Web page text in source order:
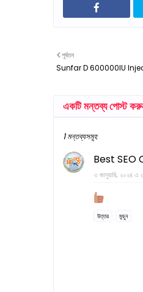
পূর্বতন
Sunfar D 600000IU
একটি মন্তব্য পোস্ট
1 মন্তব্যসমূহ
Best SEO
৩ জানুয়ারি, ২০২৪ এ
উত্তর মুছুন